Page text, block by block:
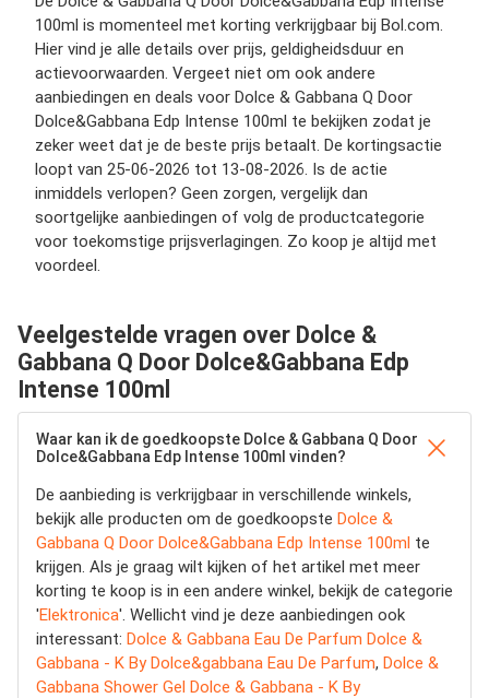
100ml is momenteel met korting verkrijgbaar bij Bol.com.
Hier vind je alle details over prijs, geldigheidsduur en
actievoorwaarden. Vergeet niet om ook andere
aanbiedingen en deals voor Dolce & Gabbana Q Door
Dolce&Gabbana Edp Intense 100ml te bekijken zodat je
zeker weet dat je de beste prijs betaalt. De kortingsactie
loopt van 25-06-2026 tot 13-08-2026. Is de actie
inmiddels verlopen? Geen zorgen, vergelijk dan
soortgelijke aanbiedingen of volg de productcategorie
voor toekomstige prijsverlagingen. Zo koop je altijd met
voordeel.
Veelgestelde vragen over Dolce &
Gabbana Q Door Dolce&Gabbana Edp
Intense 100ml
Waar kan ik de goedkoopste Dolce & Gabbana Q Door
Dolce&Gabbana Edp Intense 100ml vinden?
De aanbieding is verkrijgbaar in verschillende winkels,
bekijk alle producten om de goedkoopste Dolce &
Gabbana Q Door Dolce&Gabbana Edp Intense 100ml te
krijgen. Als je graag wilt kijken of het artikel met meer
korting te koop is in een andere winkel, bekijk de categorie
'Elektronica'. Wellicht vind je deze aanbiedingen ook
interessant: Dolce & Gabbana Eau De Parfum Dolce &
Gabbana - K By Dolce&gabbana Eau De Parfum, Dolce &
Gabbana Shower Gel Dolce & Gabbana - K By